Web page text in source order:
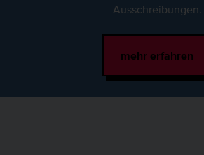
Ausschreibungen.
mehr erfahren